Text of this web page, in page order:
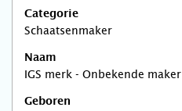
Categorie
Schaatsenmaker
Naam
IGS merk - Onbekende maker
Geboren